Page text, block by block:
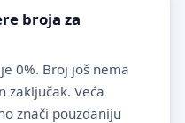
broja za
0%. Broj još nema
zaključak. Veća
znači pouzdaniju